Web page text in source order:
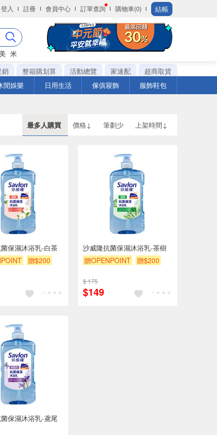
登入 註冊 會員中心 訂單查詢 購物車(0) 結帳
米
銷 整箱購划算 活動總覽 家速配
超商取貨
閒娛樂 日用生活 傢俱寢飾 服飾鞋包
最多人購買 價格↓ 筆劃少 上架時間↓
保濕沐浴乳-白茶
贈$200
沙威隆抗菌保濕沐浴乳-茶樹
贈OPENPOINT
贈$200
$ 175
$149
保濕沐浴乳-鳶尾